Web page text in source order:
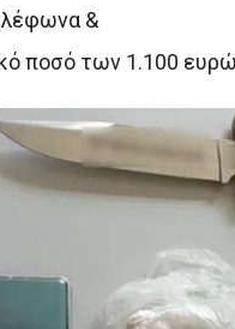
&
ποσό των 1.100